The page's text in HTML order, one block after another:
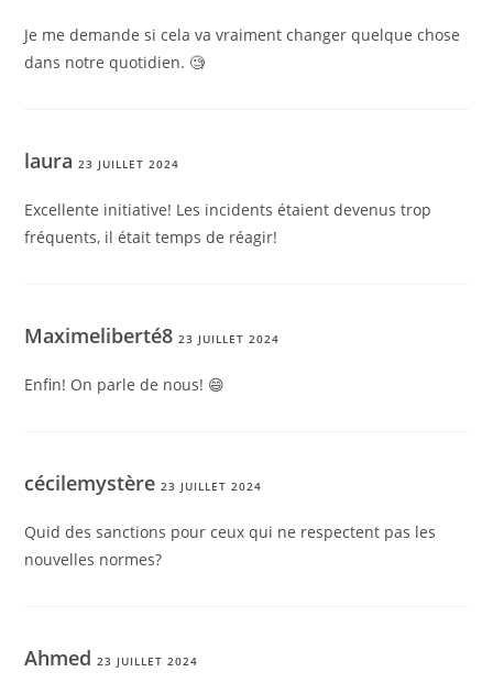
Je me demande si cela va vraiment changer quelque chose
dans notre quotidien. 🧐
laura23 JUILLET 2024
Excellente initiative! Les incidents étaient devenus trop
fréquents, il était temps de réagir!
Maximeliberté823 JUILLET 2024
Enfin! On parle de nous! 😄
cécilemystère23 JUILLET 2024
Quid des sanctions pour ceux qui ne respectent pas les
nouvelles normes?
Ahmed23 JUILLET 2024